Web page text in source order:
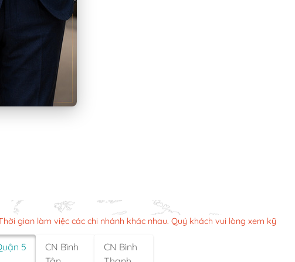
gian làm việc các chi nhánh khác nhau. Quý khách vui lòng xem kỹ
5
CN Bình
CN Bình